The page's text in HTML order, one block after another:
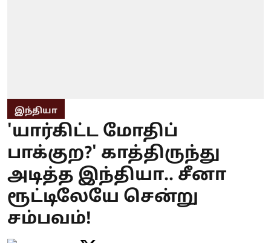
இந்தியா
'யார்கிட்ட மோதிப்
பாக்குற?' காத்திருந்து
அடித்த இந்தியா.. சீனா
ரூட்டிலேயே சென்று
சம்பவம்!